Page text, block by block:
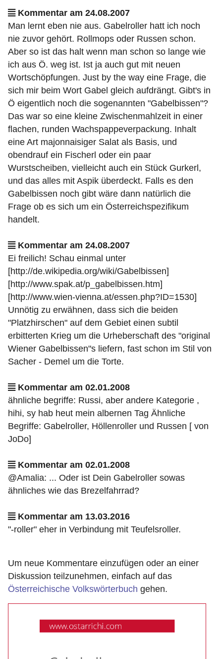
Kommentar am 24.08.2007
Man lernt eben nie aus. Gabelroller hatt ich noch
nie zuvor gehört. Rollmops oder Russen schon.
Aber so ist das halt wenn man schon so lange wie
ich aus Ö. weg ist. Ist ja auch gut mit neuen
Wortschöpfungen. Just by the way eine Frage, die
sich mir beim Wort Gabel gleich aufdrängt. Gibt's in
Ö eigentlich noch die sogenannten "Gabelbissen"?
Das war so eine kleine Zwischenmahlzeit in einer
flachen, runden Wachspappeverpackung. Inhalt
eine Art majonnaisiger Salat als Basis, und
obendrauf ein Fischerl oder ein paar
Wurstscheiben, vielleicht auch ein Stück Gurkerl,
und das alles mit Aspik überdeckt. Falls es den
Gabelbissen noch gibt wäre dann natürlich die
Frage ob es sich um ein Österreichspezifikum
handelt.
Kommentar am 24.08.2007
Ei freilich! Schau einmal unter
[http://de.wikipedia.org/wiki/Gabelbissen]
[http://www.spak.at/p_gabelbissen.htm]
[http://www.wien-vienna.at/essen.php?ID=1530]
Unnötig zu erwähnen, dass sich die beiden
"Platzhirschen" auf dem Gebiet einen subtil
erbitterten Krieg um die Urheberschaft des "original
Wiener Gabelbissen"s liefern, fast schon im Stil von
Sacher - Demel um die Torte.
Kommentar am 02.01.2008
ähnliche begriffe: Russi, aber andere Kategorie ,
hihi, sy hab heut mein albernen Tag Ähnliche
Begriffe: Gabelroller, Höllenroller und Russen [ von
JoDo]
Kommentar am 02.01.2008
@Amalia: ... Oder ist Dein Gabelroller sowas
ähnliches wie das Brezelfahrrad?
Kommentar am 13.03.2016
"-roller" eher in Verbindung mit Teufelsroller.
Um neue Kommentare einzufügen oder an einer
Diskussion teilzunehmen, einfach auf das
Österreichische Volkswörterbuch gehen.